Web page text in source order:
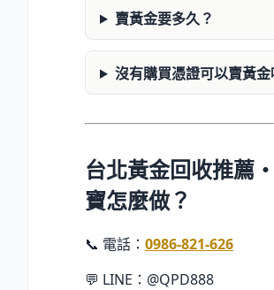
賣黃金要多久？
沒有購買憑證可以賣黃金
台北黃金回收推薦
寶怎麼做？
📞 電話： 0986-821-626
💬 LINE：@QPD888